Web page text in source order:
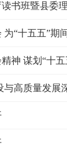
书班暨县委
“十五五”期
神 谋划“十五
与高质量发展